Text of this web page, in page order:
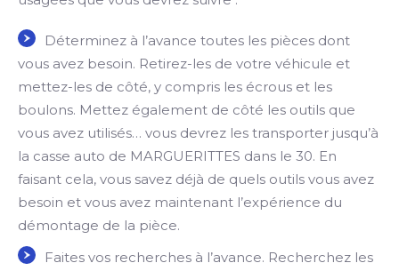
Déterminez à l’avance toutes les pièces dont
vous avez besoin. Retirez-les de votre véhicule et
mettez-les de côté, y compris les écrous et les
boulons. Mettez également de côté les outils que
vous avez utilisés… vous devrez les transporter jusqu’à
la casse auto de MARGUERITTES dans le 30. En
faisant cela, vous savez déjà de quels outils vous avez
besoin et vous avez maintenant l’expérience du
démontage de la pièce.
Faites vos recherches à l’avance. Recherchez les